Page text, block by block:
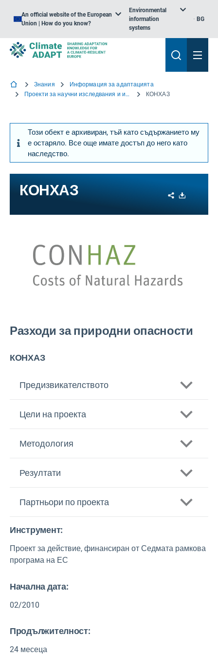
An official website of the European
Union | How do you know?
Environmental
information
systems
BG
Знания
Информация за адаптацията
Проекти за научни изследвания и иновации
КОНХАЗ
Този обект е архивиран, тъй като съдържанието му
е остаряло. Все още имате достъп до него като
наследство.
КОНХАЗ Share
Разходи за природни опасности
КОНХАЗ
Предизвикателството
Цели на проекта
Методология
Резултати
опасности — синтез
Партньори по проекта
изследвания (UFZ)
Университетът в Инсбрук (UIBK)
Société de Mathématique Appliquée aux
Инструмент:
Проект за действие, финансиран от Седмата рамкова
програма на ЕС
Начална дата:
02/2010
Продължителност:
24 месеца